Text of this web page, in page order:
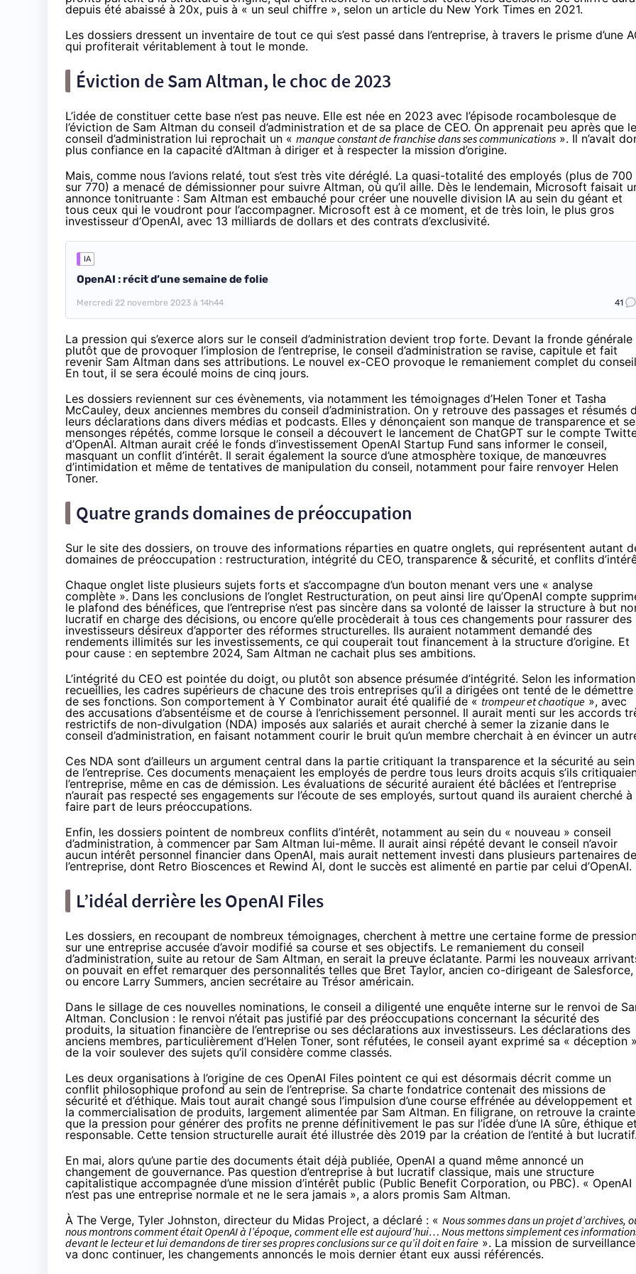
depuis été abaissé à 20x, puis à « un seul chiffre », selon un article du New York Times en 2021.
Les dossiers dressent un inventaire de tout ce qui s’est passé dans l’entreprise, à travers le prisme d’une
qui profiterait véritablement à tout le monde.
Éviction de Sam Altman, le choc de 2023
L’idée de constituer cette base n’est pas neuve. Elle est née en 2023 avec l’épisode rocambolesque de
l’éviction de Sam Altman du conseil d’administration et de sa place de CEO. On apprenait peu après que le
conseil d’administration lui reprochait un « manque constant de franchise dans ses communications ». Il n’avait
plus confiance en la capacité d’Altman à diriger et à respecter la mission d’origine.
Mais, comme nous l’avions relaté, tout s’est très vite déréglé. La quasi-totalité des employés (plus de 700
sur 770) a menacé de démissionner pour suivre Altman, où qu’il aille. Dès le lendemain, Microsoft faisait
annonce tonitruante : Sam Altman est embauché pour créer une nouvelle division IA au sein du géant et
tous ceux qui le voudront pour l’accompagner. Microsoft est à ce moment, et de très loin, le plus gros
investisseur d’OpenAI, avec 13 milliards de dollars et des contrats d’exclusivité.
IA
OpenAI : récit d’une semaine de folie
Mercredi 22 novembre 2023 à 14h44 41
La pression qui s’exerce alors sur le conseil d’administration devient trop forte. Devant la fronde générale
plutôt que de provoquer l’implosion de l’entreprise, le conseil d’administration se ravise, capitule et fait
revenir Sam Altman dans ses attributions. Le nouvel ex-CEO provoque le remaniement complet du
En tout, il se sera écoulé moins de cinq jours.
Les dossiers reviennent sur ces évènements, via notamment les témoignages d’Helen Toner et Tasha
McCauley, deux anciennes membres du conseil d’administration. On y retrouve des passages et résumés
leurs déclarations dans divers médias et podcasts. Elles y dénonçaient son manque de transparence et
mensonges répétés, comme lorsque le conseil a découvert le lancement de ChatGPT sur le compte
d’OpenAI. Altman aurait créé le fonds d’investissement OpenAI Startup Fund sans informer le conseil,
masquant un conflit d’intérêt. Il serait également la source d’une atmosphère toxique, de manœuvres
d’intimidation et même de tentatives de manipulation du conseil, notamment pour faire renvoyer Helen
Toner.
Quatre grands domaines de préoccupation
Sur le site des dossiers, on trouve des informations réparties en quatre onglets, qui représentent autant
domaines de préoccupation : restructuration, intégrité du CEO, transparence & sécurité, et conflits
Chaque onglet liste plusieurs sujets forts et s’accompagne d’un bouton menant vers une « analyse
complète ». Dans les conclusions de l’onglet Restructuration, on peut ainsi lire qu’OpenAI compte
le plafond des bénéfices, que l’entreprise n’est pas sincère dans sa volonté de laisser la structure à but
lucratif en charge des décisions, ou encore qu’elle procèderait à tous ces changements pour rassurer des
investisseurs désireux d’apporter des réformes structurelles. Ils auraient notamment demandé des
rendements illimités sur les investissements, ce qui couperait tout financement à la structure d’origine. Et
pour cause : en septembre 2024, Sam Altman ne cachait plus ses ambitions.
L’intégrité du CEO est pointée du doigt, ou plutôt son absence présumée d’intégrité. Selon les
recueillies, les cadres supérieurs de chacune des trois entreprises qu’il a dirigées ont tenté de le démettre
de ses fonctions. Son comportement à Y Combinator aurait été qualifié de « trompeur et chaotique », avec
des accusations d’absentéisme et de course à l’enrichissement personnel. Il aurait menti sur les accords
restrictifs de non-divulgation (NDA) imposés aux salariés et aurait cherché à semer la zizanie dans le
conseil d’administration, en faisant notamment courir le bruit qu’un membre cherchait à en évincer un
Ces NDA sont d’ailleurs un argument central dans la partie critiquant la transparence et la sécurité au sein
de l’entreprise. Ces documents menaçaient les employés de perdre tous leurs droits acquis s’ils
l’entreprise, même en cas de démission. Les évaluations de sécurité auraient été bâclées et l’entreprise
n’aurait pas respecté ses engagements sur l’écoute de ses employés, surtout quand ils auraient cherché à
faire part de leurs préoccupations.
Enfin, les dossiers pointent de nombreux conflits d’intérêt, notamment au sein du « nouveau » conseil
d’administration, à commencer par Sam Altman lui-même. Il aurait ainsi répété devant le conseil n’avoir
aucun intérêt personnel financier dans OpenAI, mais aurait nettement investi dans plusieurs partenaires de
l’entreprise, dont Retro Bioscences et Rewind AI, dont le succès est alimenté en partie par celui d’OpenAI.
L’idéal derrière les OpenAI Files
Les dossiers, en recoupant de nombreux témoignages, cherchent à mettre une certaine forme de
sur une entreprise accusée d’avoir modifié sa course et ses objectifs. Le remaniement du conseil
d’administration, suite au retour de Sam Altman, en serait la preuve éclatante. Parmi les nouveaux
on pouvait en effet remarquer des personnalités telles que Bret Taylor, ancien co-dirigeant de Salesforce,
ou encore Larry Summers, ancien secrétaire au Trésor américain.
Dans le sillage de ces nouvelles nominations, le conseil a diligenté une enquête interne sur le renvoi de
Altman. Conclusion : le renvoi n’était pas justifié par des préoccupations concernant la sécurité des
produits, la situation financière de l’entreprise ou ses déclarations aux investisseurs. Les déclarations des
anciens membres, particulièrement d’Helen Toner, sont réfutées, le conseil ayant exprimé sa « déception »
de la voir soulever des sujets qu’il considère comme classés.
Les deux organisations à l’origine de ces OpenAI Files pointent ce qui est désormais décrit comme un
conflit philosophique profond au sein de l’entreprise. Sa charte fondatrice contenait des missions de
sécurité et d’éthique. Mais tout aurait changé sous l’impulsion d’une course effrénée au développement et
la commercialisation de produits, largement alimentée par Sam Altman. En filigrane, on retrouve la crainte
que la pression pour générer des profits ne prenne définitivement le pas sur l’idée d’une IA sûre, éthique et
responsable. Cette tension structurelle aurait été illustrée dès 2019 par la création de l’entité à but lucratif.
En mai, alors qu’une partie des documents était déjà publiée, OpenAI a quand même annoncé un
changement de gouvernance. Pas question d’entreprise à but lucratif classique, mais une structure
capitalistique accompagnée d’une mission d’intérêt public (Public Benefit Corporation, ou PBC). « OpenAI
n’est pas une entreprise normale et ne le sera jamais », a alors promis Sam Altman.
À The Verge, Tyler Johnston, directeur du Midas Project, a déclaré : « Nous sommes dans un projet d’archives,
nous montrons comment était OpenAI à l’époque, comment elle est aujourd’hui… Nous mettons simplement ces
devant le lecteur et lui demandons de tirer ses propres conclusions sur ce qu’il doit en faire ». La mission de surveillance
va donc continuer, les changements annoncés le mois dernier étant eux aussi référencés.